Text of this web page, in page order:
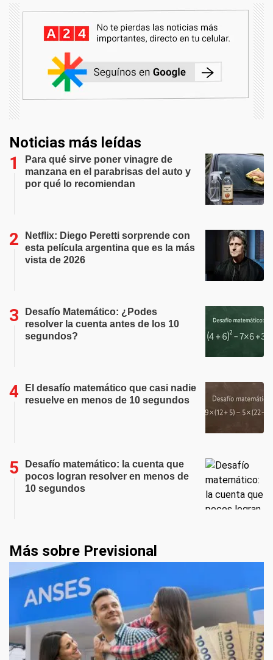
Noticias más leídas
Para qué sirve poner vinagre de
manzana en el parabrisas del auto y
por qué lo recomiendan
Netflix: Diego Peretti sorprende con
esta película argentina que es la más
vista de 2026
Desafío Matemático: ¿Podes
resolver la cuenta antes de los 10
segundos?
El desafío matemático que casi nadie
resuelve en menos de 10 segundos
Desafío matemático: la cuenta que
pocos logran resolver en menos de
10 segundos
Más sobre Previsional